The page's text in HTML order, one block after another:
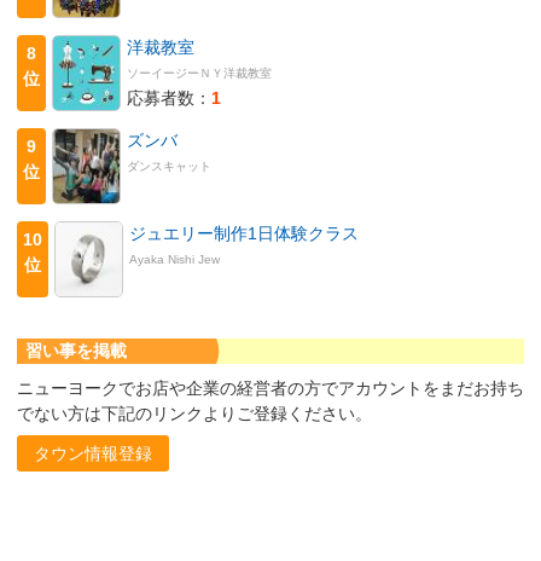
8
位
洋裁教室
ソーイージーＮＹ洋裁教室
応募者数： 1
9
位
ズンバ
ダンスキャット
10
位
ジュエリー制作1日体験クラス
Ayaka Nishi Jew
習い事を掲載
ニューヨークでお店や企業の経営者の方でアカウントをまだお持ち
でない方は下記のリンクよりご登録ください。
タウン情報登録